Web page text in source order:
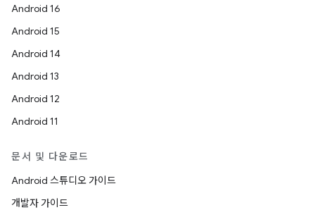
Android 16
Android 15
Android 14
Android 13
Android 12
Android 11
문서 및 다운로드
Android 스튜디오 가이드
개발자 가이드